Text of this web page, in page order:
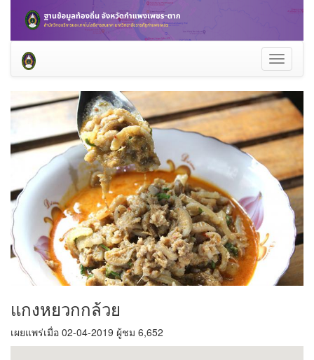
Toggle
แกงหยวกกล้วย
เผยแพร่เมื่อ 02-04-2019 ผู้ชม 6,652